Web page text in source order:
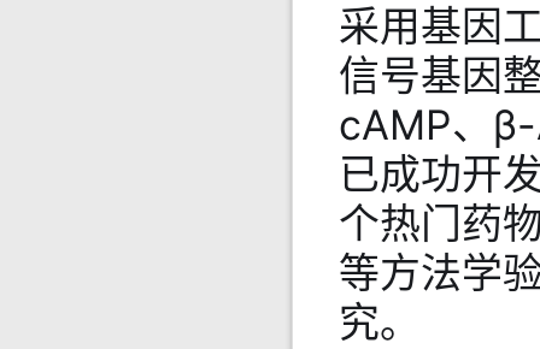
采用基因
信号基因
cAMP、
已成功开
个热门药
等方法学
究。